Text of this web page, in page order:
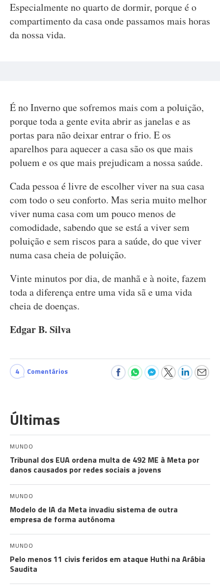
Especialmente no quarto de dormir, porque é o
compartimento da casa onde passamos mais horas
da nossa vida.
É no Inverno que sofremos mais com a poluição,
porque toda a gente evita abrir as janelas e as
portas para não deixar entrar o frio. E os
aparelhos para aquecer a casa são os que mais
poluem e os que mais prejudicam a nossa saúde.
Cada pessoa é livre de escolher viver na sua casa
com todo o seu conforto. Mas seria muito melhor
viver numa casa com um pouco menos de
comodidade, sabendo que se está a viver sem
poluição e sem riscos para a saúde, do que viver
numa casa cheia de poluição.
Vinte minutos por dia, de manhã e à noite, fazem
toda a diferença entre uma vida sã e uma vida
cheia de doenças.
Edgar B. Silva
4 Comentários
Últimas
MUNDO
Tribunal dos EUA ordena multa de 492 ME à Meta por
danos causados por redes sociais a jovens
MUNDO
Modelo de IA da Meta invadiu sistema de outra
empresa de forma autónoma
MUNDO
Pelo menos 11 civis feridos em ataque Huthi na Arábia
Saudita